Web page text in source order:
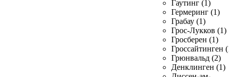
Гаутинг (1)
Гермеринг (1)
Грабау (1)
Грос-Лукков (1)
Гросберен (1)
Гроссайтинген
Грюнвальд (2)
Денклинген (1)